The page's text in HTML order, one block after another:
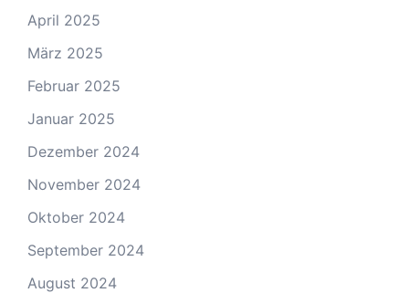
April 2025
März 2025
Februar 2025
Januar 2025
Dezember 2024
November 2024
Oktober 2024
September 2024
August 2024